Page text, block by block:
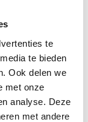
te
te bieden
Ook delen we
met onze
analyse. Deze
met andere
ontstaan
en nuchterheid
medewerkers én
hoogste